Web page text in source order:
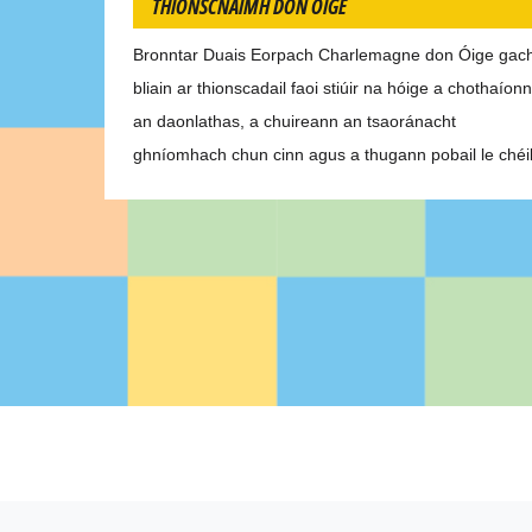
THIONSCNAIMH DON ÓIGE
Bronntar Duais Eorpach Charlemagne don Óige
bliain ar thionscadail faoi stiúir na hóige a chothaíonn
an daonlathas, a chuireann an tsaoránacht
ghníomhach chun cinn agus a thugann pobail le